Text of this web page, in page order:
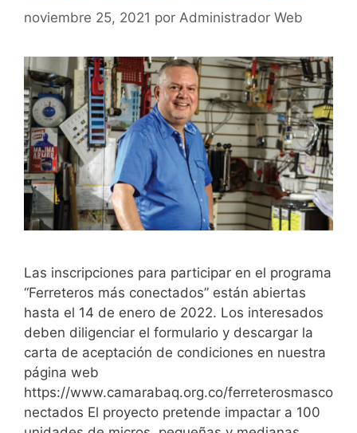
noviembre 25, 2021 por Administrador Web
Las inscripciones para participar en el programa
“Ferreteros más conectados” están abiertas
hasta el 14 de enero de 2022. Los interesados
deben diligenciar el formulario y descargar la
carta de aceptación de condiciones en nuestra
página web
https://www.camarabaq.org.co/ferreterosmasco
nectados El proyecto pretende impactar a 100